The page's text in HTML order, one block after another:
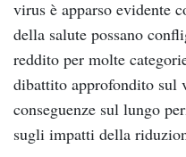
virus è apparso evidente
della salute possano
reddito per molte
dibattito approfondito sul
conseguenze sul lungo
sugli impatti della